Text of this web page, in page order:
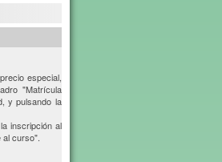
especial,
"Matrícula
y pulsando la
inscripción al
al curso".